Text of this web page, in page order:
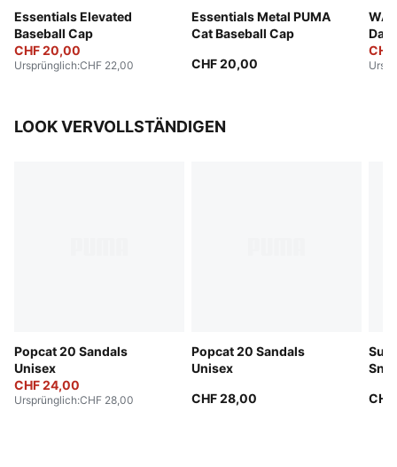
Essentials Elevated
Baseball Cap
CHF 20,00
Ursprünglich:CHF 22,00
Essentials Metal PUMA
Cat Baseball Cap
CHF 20,00
Dad
LOOK VERVOLLSTÄNDIGEN
Popcat 20 Sandals
Unisex
CHF 24,00
Ursprünglich:CHF 28,00
Popcat 20 Sandals
Unisex
CHF 28,00